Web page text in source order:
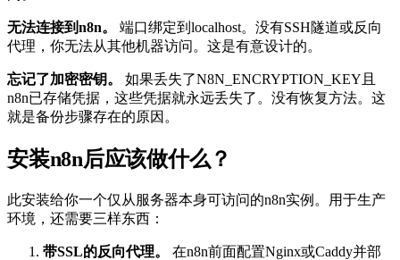
无法连接到n8n。
端口绑定到localhost。没有SSH隧道或反向
代理，你无法从其他机器访问。这是有意设计的。
忘记了加密密钥。 如果丢失了N8N_ENCRYPTION_KEY 且
n8n已存储凭据，这些凭据就永远丢失了。没有恢复方法。这
就是备份步骤存在的原因。
安装n8n后应该做什么？
此安装给你一个仅从服务器本身可访问的n8n实例。用于生产
环境，还需要三样东西：
带SSL的反向代理。
在n8n前面配置Nginx或Caddy并部